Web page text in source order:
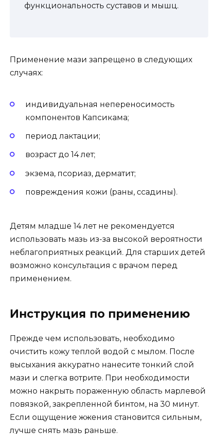
функциональность суставов и мышц.
Применение мази запрещено в следующих
случаях:
индивидуальная непереносимость
компонентов Капсикама;
период лактации;
возраст до 14 лет;
экзема, псориаз, дерматит;
повреждения кожи (раны, ссадины).
Детям младше 14 лет не рекомендуется
использовать мазь из-за высокой вероятности
неблагоприятных реакций. Для старших детей
возможно консультация с врачом перед
применением.
Инструкция по применению
Прежде чем использовать, необходимо
очистить кожу теплой водой с мылом. После
высыхания аккуратно нанесите тонкий слой
мази и слегка вотрите. При необходимости
можно накрыть пораженную область марлевой
повязкой, закрепленной бинтом, на 30 минут.
Если ощущение жжения становится сильным,
лучше снять мазь раньше.